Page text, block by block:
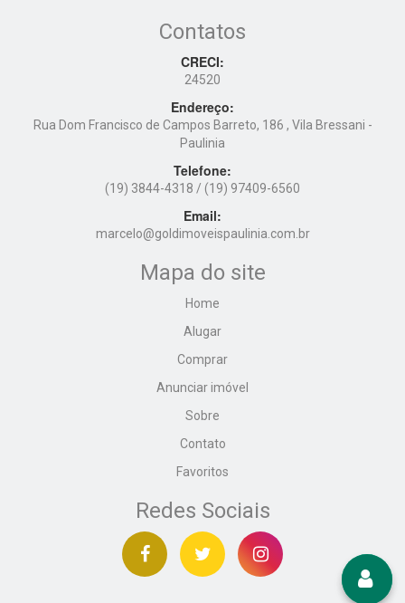
Contatos
CRECI:
24520
Endereço:
Rua Dom Francisco de Campos Barreto, 186 , Vila Bressani -
Paulinia
Telefone:
(19) 3844-4318 / (19) 97409-6560
Email:
marcelo@goldimoveispaulinia.com.br
Mapa do site
Home
Alugar
Comprar
Anunciar imóvel
Sobre
Contato
Favoritos
Redes Sociais